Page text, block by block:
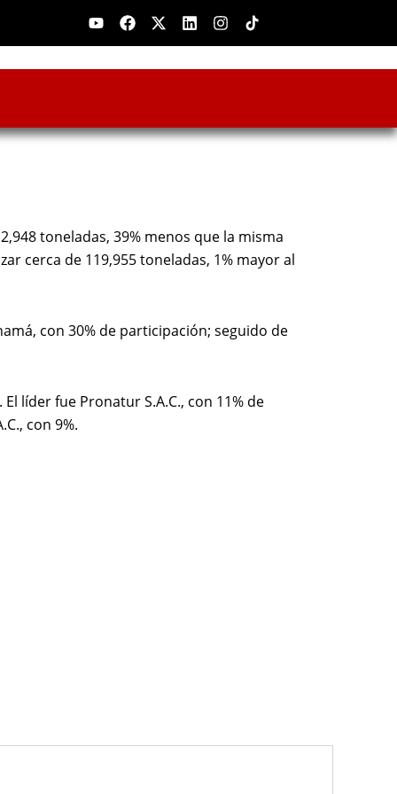
YoutubeFacebook
X-
twitter
LinkedinInstagram
toneladas, 39% menos que la misma
cerca de 119,955 toneladas, 1% mayor al
con 30% de participación; seguido de
líder fue Pronatur S.A.C., con 11% de
con 9%.